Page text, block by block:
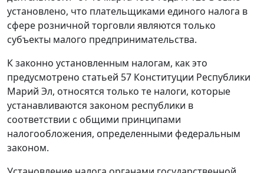
установлено, что плательщиками единого налога в
сфере розничной торговли являются только
субъекты малого предпринимательства.
К законно установленным налогам, как это
предусмотрено статьей 57 Конституции Республики
Марий Эл, относятся только те налоги, которые
устанавливаются законом республики в
соответствии с общими принципами
налогообложения, определенными федеральным
законом.